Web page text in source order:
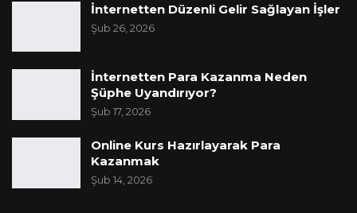
İnternetten Düzenli Gelir Sağlayan İşler
Şub 26, 2026
İnternetten Para Kazanma Neden
Şüphe Uyandırıyor?
Şub 17, 2026
Online Kurs Hazırlayarak Para
Kazanmak
Şub 14, 2026